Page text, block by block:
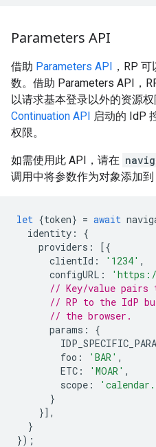
Parameters API
借助 Parameters API ，RP 可
数。借助 Parameters API，
以请求基本登录以外的资源
Continuation API 启动的 IdP
权限。
如需使用此 API，请在
调用中将参数作为对象添加到
let {token} = await
identity :
{
providers :
[{
clientId : '1234' ,
configURL :
// Key/value pairs
// RP to the IdP
// the browser.
params :
{
foo : 'BAR' ,
ETC : 'MOAR' ,
scope :
}
}],
}
});